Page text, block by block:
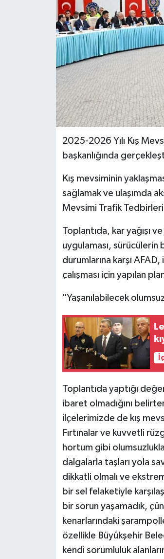
2025-2026 Yılı Kış
başkanlığında
Kış mevsiminin
sağlamak ve ulaşımda
Mevsimi Trafik
Toplantıda, kar yağışı
uygulaması,
durumlarına karşı
çalışması için yapılan
"Yaşanılabilecek
Toplantıda yaptığı
ibaret olmadığını
ilçelerimizde de kış
Fırtınalar ve kuvvetli
hortum gibi
dalgalarla taşları yola
dikkatli olmalı ve
bir sel felaketiyle
bir sorun yaşamadık,
kenarlarındaki
özellikle Büyükşehir
kendi sorumluluk